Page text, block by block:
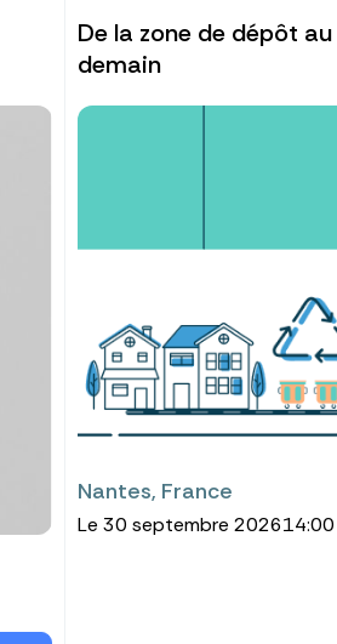
De la zone de dépôt
demain
Nantes, France
Le 30 septembre 2026